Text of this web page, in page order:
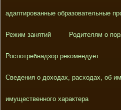
адаптированные образовательные
Режим занятий Родителям о
Роспотребнадзор рекомендует
Сведения о доходах, расходах, об
имущественного характера